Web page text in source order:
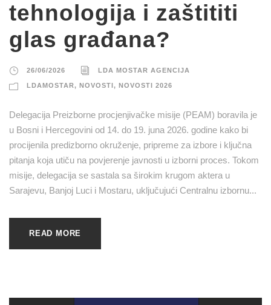
tehnologija i zaštititi
glas građana?
26/06/2026 LDA MOSTAR AGENCIJA
LDAMOSTAR, NOVOSTI, NOVOSTI 2026
Delegacija Preizborne procjenjivačke misije (PEAM) boravila je
u Bosni i Hercegovini od 14. do 19. juna 2026. godine kako bi
procijenila predizborno okruženje, pripreme za izbore i ključna
pitanja koja utiču na povjerenje javnosti u izborni proces. Tokom
misije, delegacija se sastala sa širokim krugom aktera u
Sarajevu, Banjoj Luci i Mostaru, uključujući Centralnu izbornu...
READ MORE